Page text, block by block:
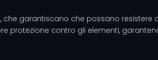
che garantiscano che possano resistere
protezione contro gli elementi,